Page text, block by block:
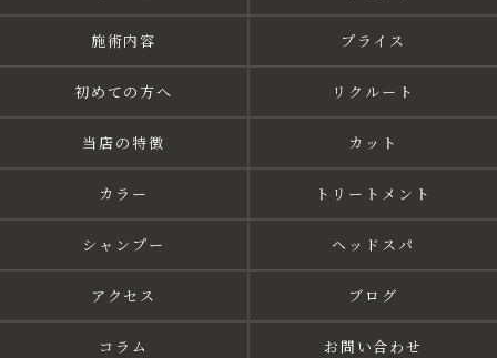
施術内容 プライス
初めての方へ リクルート
当店の特徴 カット
カラー トリートメント
シャンプー ヘッドスパ
アクセス ブログ
コラム お問い合わせ